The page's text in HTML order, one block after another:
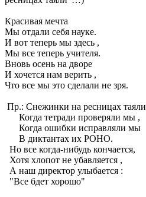
Красивая мечта
Мы отдали себя науке.
И вот теперь мы здесь ,
Мы все теперь учителя.
Вновь осень на дворе
И хочется нам верить ,
Что все мы это сделали не зря.
Пр.: Снежинки на ресницах таяли
Когда тетради проверяли мы ,
Когда ошибки исправляли мы
В диктантах их РОНО.
Но все когда-нибудь кончается,
Хотя хлопот не убавляется ,
А наш директор улыбается :
"Все бдет хорошо"